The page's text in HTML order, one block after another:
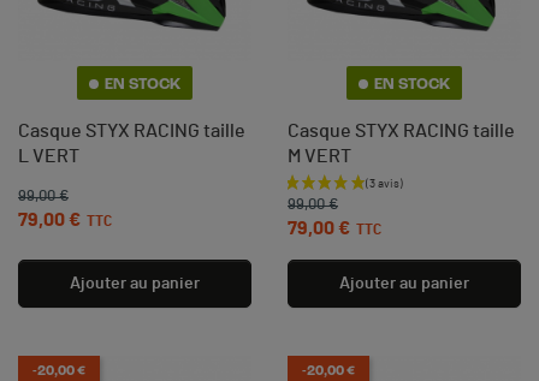
EN STOCK
Casque STYX RACING taille
L VERT
Prix de base
99,00 €
Prix
79,00 € TTC
Ajouter au panier
EN STOCK
Casque STYX RACING taille
M VERT
Prix de base
99,00 €
Prix
79,00 € TTC
Ajouter au panier
-20,00 € -20,00 €